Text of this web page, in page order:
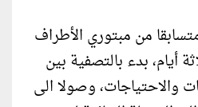
في البطولة 40 متسابقا من مبتوري الأطراف
أيام، بدء بالتصفية بين
والاحتياجات، وصولا الى